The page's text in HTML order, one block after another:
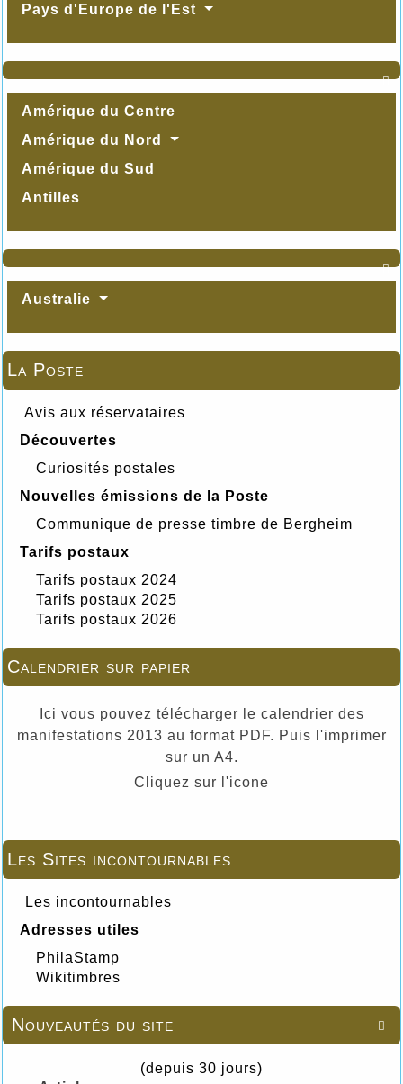
Pays d'Europe de l'Est

Amérique du Centre
Amérique du Nord
Amérique du Sud
Antilles

Australie
La Poste
Avis aux réservataires
Découvertes
Curiosités postales
Nouvelles émissions de la Poste
Communique de presse timbre de Bergheim
Tarifs postaux
Tarifs postaux 2024
Tarifs postaux 2025
Tarifs postaux 2026
Calendrier sur papier
Ici vous pouvez télécharger le calendrier des
manifestations 2013 au format PDF. Puis l'imprimer
sur un A4.
Cliquez sur l'icone
Les Sites incontournables
Les incontournables
Adresses utiles
PhilaStamp
Wikitimbres

Nouveautés du site
(depuis 30 jours)